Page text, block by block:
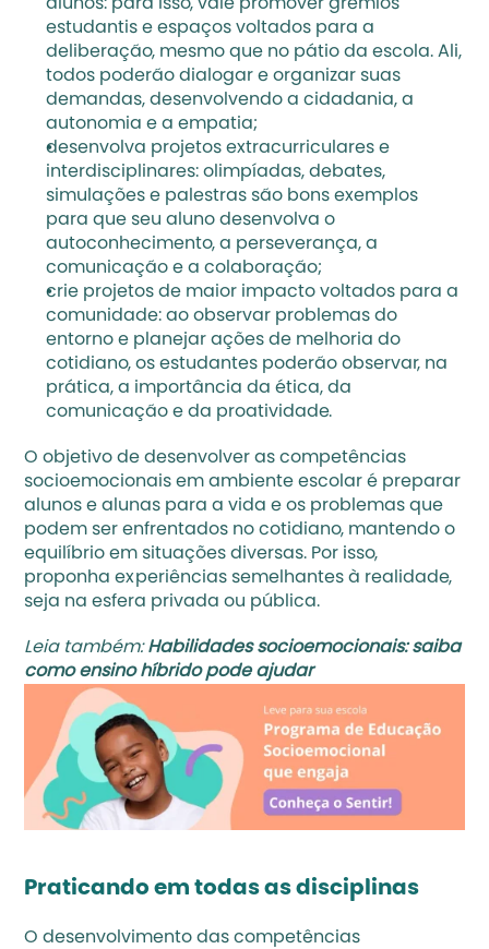
alunos: para isso, vale promover grêmios
estudantis e espaços voltados para a
deliberação, mesmo que no pátio da escola. Ali,
todos poderão dialogar e organizar suas
demandas, desenvolvendo a cidadania, a
autonomia e a empatia;
desenvolva projetos extracurriculares e
interdisciplinares: olimpíadas, debates,
simulações e palestras são bons exemplos
para que seu aluno desenvolva o
autoconhecimento, a perseverança, a
comunicação e a colaboração;
crie projetos de maior impacto voltados para a
comunidade: ao observar problemas do
entorno e planejar ações de melhoria do
cotidiano, os estudantes poderão observar, na
prática, a importância da ética, da
comunicação e da proatividade.
O objetivo de desenvolver as competências
socioemocionais em ambiente escolar é preparar
alunos e alunas para a vida e os problemas que
podem ser enfrentados no cotidiano, mantendo o
equilíbrio em situações diversas. Por isso,
proponha experiências semelhantes à realidade,
seja na esfera privada ou pública.
Leia também: Habilidades socioemocionais: saiba
como ensino híbrido pode ajudar
Praticando em todas as disciplinas
O desenvolvimento das competências